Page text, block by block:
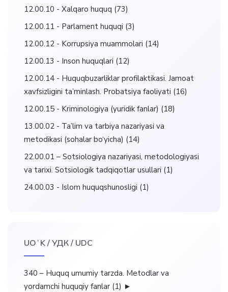
12.00.10 - Xalqaro huquq (73)
12.00.11 - Parlament huquqi (3)
12.00.12 - Korrupsiya muammolari (14)
12.00.13 - Inson huquqlari (12)
12.00.14 - Huquqbuzarliklar profilaktikasi. Jamoat
xavfsizligini ta’minlash. Probatsiya faoliyati (16)
12.00.15 - Kriminologiya (yuridik fanlar) (18)
13.00.02 - Ta’lim va tarbiya nazariyasi va
metodikasi (sohalar bo‘yicha) (14)
22.00.01 – Sotsiologiya nazariyasi, metodologiyasi
va tarixi. Sotsiologik tadqiqotlar usullari (1)
24.00.03 - Islom huquqshunosligi (1)
UOʻK / УДК / UDC
340 – Huquq umumiy tarzda. Metodlar va
yordamchi huquqiy fanlar (1) ►